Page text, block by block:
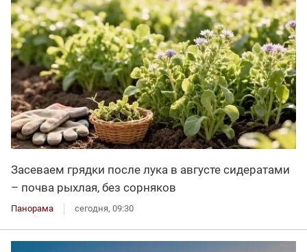
Засеваем грядки после лука в августе сидератами
– почва рыхлая, без сорняков
Панорама сегодня, 09:30